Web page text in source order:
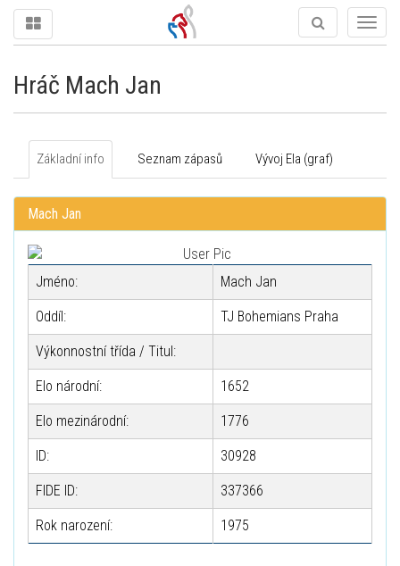
Hráč Mach Jan
Základní info Seznam zápasů Vývoj Ela (graf)
Mach Jan
Jméno: Mach Jan
Oddíl: TJ Bohemians Praha
Výkonnostní třída / Titul:
Elo národní: 1652
Elo mezinárodní: 1776
ID: 30928
FIDE ID: 337366
Rok narození: 1975